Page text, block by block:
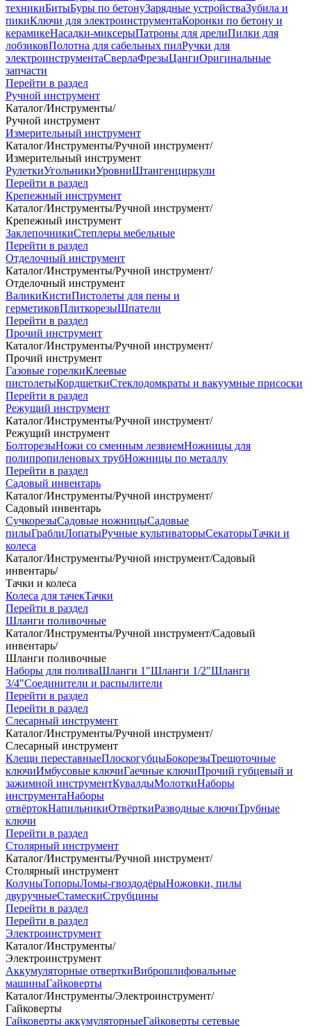
техникиБитыБуры по бетонуЗарядные устройстваЗубила и
пикиКлючи для электроинструментаКоронки по бетону и
керамикеНасадки-миксерыПатроны для дрелиПилки для
лобзиковПолотна для сабельных пилРучки для
электроинструментаСверлаФрезыЦангиОригинальные
запчасти
Перейти в раздел
Ручной инструмент
Каталог/Инструменты/
Ручной инструмент
Измерительный инструмент
Каталог/Инструменты/Ручной инструмент/
Измерительный инструмент
РулеткиУгольникиУровниШтангенциркули
Перейти в раздел
Крепежный инструмент
Каталог/Инструменты/Ручной инструмент/
Крепежный инструмент
ЗаклепочникиСтеплеры мебельные
Перейти в раздел
Отделочный инструмент
Каталог/Инструменты/Ручной инструмент/
Отделочный инструмент
ВаликиКистиПистолеты для пены и
герметиковПлиткорезыШпатели
Перейти в раздел
Прочий инструмент
Каталог/Инструменты/Ручной инструмент/
Прочий инструмент
Газовые горелкиКлеевые
пистолетыКордщеткиСтеклодомкраты и вакуумные присоски
Перейти в раздел
Режущий инструмент
Каталог/Инструменты/Ручной инструмент/
Режущий инструмент
БолторезыНожи со сменным лезвиемНожницы для
полипропиленовых трубНожницы по металлу
Перейти в раздел
Садовый инвентарь
Каталог/Инструменты/Ручной инструмент/
Садовый инвентарь
СучкорезыСадовые ножницыСадовые
пилыГраблиЛопатыРучные культиваторыСекаторыТачки и
колеса
Каталог/Инструменты/Ручной инструмент/Садовый
инвентарь/
Тачки и колеса
Колеса для тачекТачки
Перейти в раздел
Шланги поливочные
Каталог/Инструменты/Ручной инструмент/Садовый
инвентарь/
Шланги поливочные
Наборы для поливаШланги 1"Шланги 1/2"Шланги
3/4"Соединители и распылители
Перейти в раздел
Перейти в раздел
Слесарный инструмент
Каталог/Инструменты/Ручной инструмент/
Слесарный инструмент
Клещи переставныеПлоскогубцыБокорезыТрещоточные
ключиИмбусовые ключиГаечные ключиПрочий губцевый и
зажимной инструментКувалдыМолоткиНаборы
инструментаНаборы
отвёртокНапильникиОтвёрткиРазводные ключиТрубные
ключи
Перейти в раздел
Столярный инструмент
Каталог/Инструменты/Ручной инструмент/
Столярный инструмент
КолуныТопорыЛомы-гвоздодёрыНожовки, пилы
двуручныеСтамескиСтрубцины
Перейти в раздел
Перейти в раздел
Электроинструмент
Каталог/Инструменты/
Электроинструмент
Аккумуляторные отверткиВиброшлифовальные
машиныГайковерты
Каталог/Инструменты/Электроинструмент/
Гайковерты
Гайковерты аккумуляторныеГайковерты сетевые